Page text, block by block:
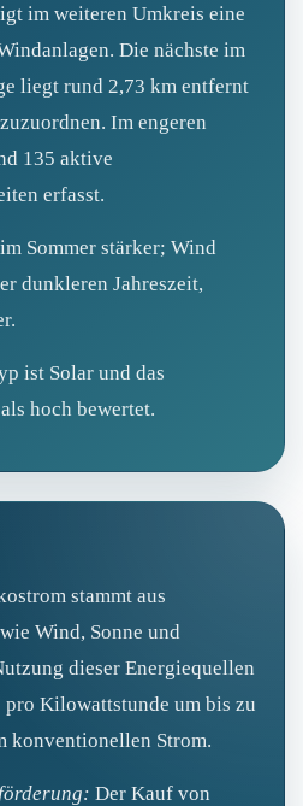
im weiteren Umkreis eine
Die nächste im
liegt rund 2,73 km entfernt
Im engeren
135 aktive
erfasst.
Sommer stärker; Wind
dunkleren Jahreszeit,
ist Solar und das
hoch bewertet.
stammt aus
Wind, Sonne und
dieser Energiequellen
pro Kilowattstunde um bis zu
konventionellen Strom.
Der Kauf von